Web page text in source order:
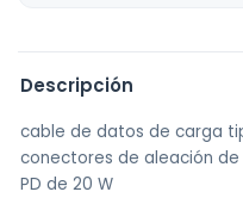
Negro
cantidad
Descripción
cable de datos de carga
conectores de aleación
PD de 20 W